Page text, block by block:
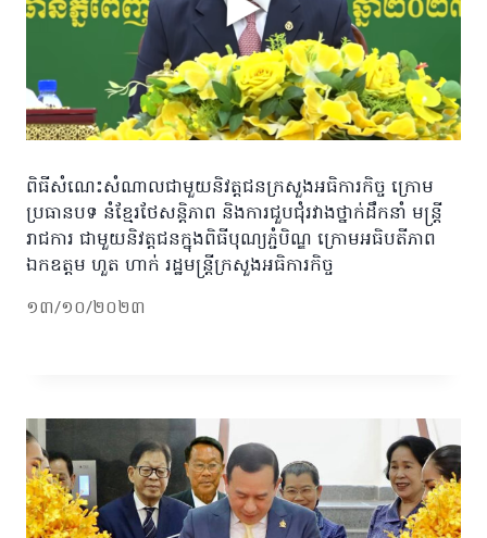
ពិធីសំណេះសំណាលជាមួយនិវត្តជនក្រសួងអធិការកិច្ច ក្រោម
ប្រធានបទ នំខ្មែរថែសន្តិភាព និងការជួបជុំរវាងថ្នាក់ដឹកនាំ មន្រ្តី
រាជការ ជាមួយនិវត្តជនក្នុងពិធីបុណ្យភ្ជំបិណ្ឌ ក្រោមអធិបតីភាព
ឯកឧត្តម ហួត ហាក់ រដ្ឋមន្រ្តីក្រសួងអធិការកិច្ច
១៣/១០/២០២៣